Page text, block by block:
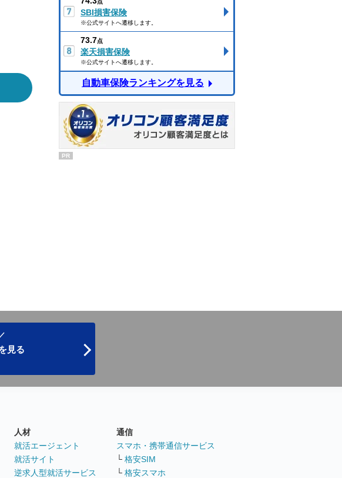
点
SBI損害保険
※公式サイトへ遷移します。
73.7点
楽天損害保険
※公式サイトへ遷移します。
自動車保険ランキングを見る
PR
見る
人材
就活エージェント
就活サイト
逆求人型就活サービス
通信
スマホ・携帯通信サービス
└ 格安SIM
└ 格安スマホ